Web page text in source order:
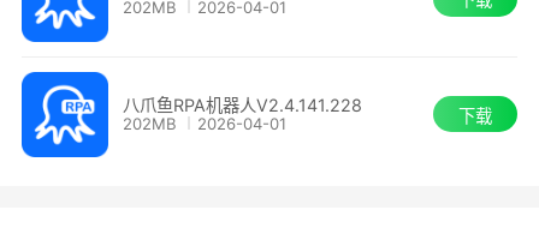
202MB 2026-04-01
八爪鱼RPA机器人V2.4.141.228
202MB 2026-04-01 下载